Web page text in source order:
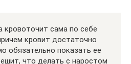
кровоточит сама по себе
кровит достаточно
обязательно показать ее
что делать с наростом